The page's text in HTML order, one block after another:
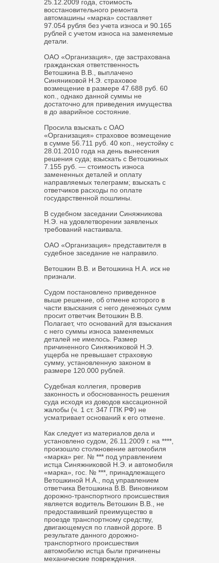
25.12.2009 года, стоимость
восстановительного ремонта
автомашины «марка» составляет
97.054 рубля без учета износа и 90.165
рублей с учетом износа на заменяемые
детали.
ОАО «Организация», где застрахована
гражданская ответственность
Ветошкина В.В., выплачено
Синяниковой Н.Э. страховое
возмещение в размере 47.688 руб. 60
коп., однако данной суммы не
достаточно для приведения имущества
в до аварийное состояние.
Просила взыскать с ОАО
«Организация» страховое возмещение
в сумме 56.711 руб. 40 коп., неустойку с
28.01.2010 года на день вынесения
решения суда; взыскать с Ветошкиных
7.155 руб. — стоимость износа
замененных деталей и оплату
направляемых телеграмм; взыскать с
ответчиков расходы по оплате
государственной пошлины.
В судебном заседании Синяжникова
Н.Э. на удовлетворении заявленых
требований настаивала.
ОАО «Организация» представителя в
судебное заседание не направило.
Ветошкин В.В. и Ветошкина Н.А. иск не
признали.
Судом постановлено приведенное
выше решение, об отмене которого в
части взыскания с него денежных сумм
просит ответчик Ветошкин В.В.
Полагает, что оснований для взыскания
с него суммы износа заменяемых
деталей не имелось. Размер
причиненного Синяжниковой Н.Э.
ущерба не превышает страховую
сумму, установленную законом в
размере 120.000 рублей.
Судебная коллегия, проверив
законность и обоснованность решения
суда исходя из доводов кассационной
жалобы (ч. 1 ст. 347 ГПК РФ) не
усматривает оснований к его отмене.
Как следует из материалов дела и
установлено судом, 26.11.2009 г. на ****,
произошло столкновение автомобиля
«марка» per. № *** под управлением
истца Синяжниковой Н.Э. и автомобиля
«марка», гос. № ***, принадлежащего
Ветошкиной Н.А., под управлением
ответчика Ветошкина В.В. Виновником
дорожно-транспортного происшествия
является водитель Ветошкин В.В., не
предоставивший преимущество в
проезде транспортному средству,
двигающемуся по главной дороге. В
результате данного дорожно-
транспортного происшествия
автомобилю истца были причинены
механические повреждения.